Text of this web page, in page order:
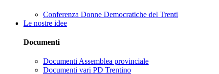
Conferenza Donne Democratiche del Trenti
Le nostre idee
Documenti
Documenti Assemblea provinciale
Documenti vari PD Trentino